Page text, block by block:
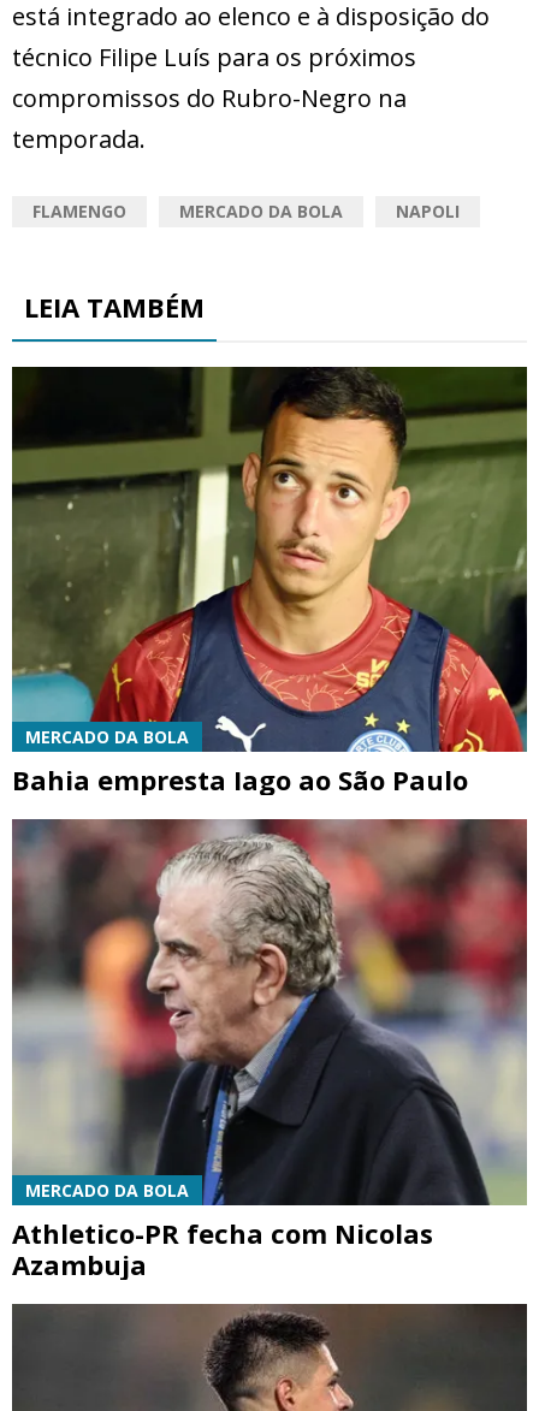
está integrado ao elenco e à disposição do
técnico Filipe Luís para os próximos
compromissos do Rubro-Negro na
temporada.
FLAMENGO MERCADO DA BOLA NAPOLI
LEIA TAMBÉM
MERCADO DA BOLA
Bahia empresta Iago ao São Paulo
MERCADO DA BOLA
Athletico-PR fecha com Nicolas
Azambuja